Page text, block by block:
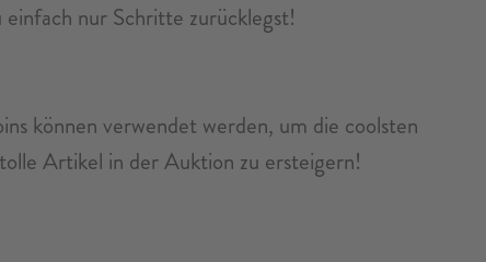
nur Schritte zurücklegst!
können verwendet werden, um die coolsten
Artikel in der Auktion zu ersteigern!